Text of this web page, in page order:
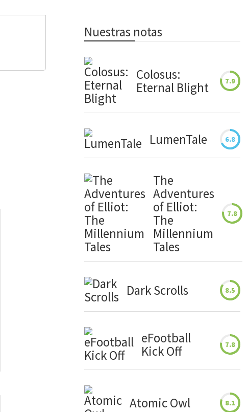
Nuestras notas
Colosus:
Eternal Blight
7.9
LumenTale 6.8
The
Adventures
of Elliot:
The
Millennium
Tales
7.8
Dark Scrolls 8.5
eFootball
Kick Off
7.8
Atomic Owl 8.1